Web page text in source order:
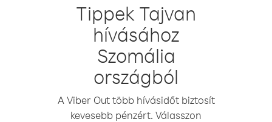
Tippek Tajvan
hívásához
Szomália
országból
A Viber Out több hívásidőt biztosít
kevesebb pénzért. Válasszon